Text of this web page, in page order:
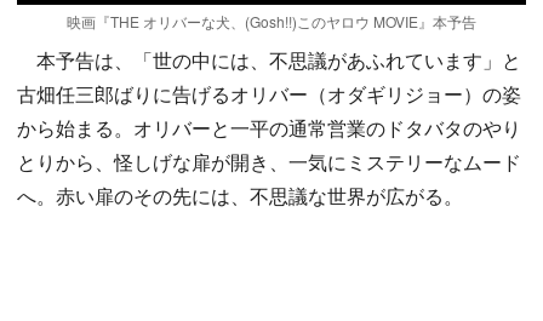
映画『THE オリバーな犬、(Gosh!!)このヤロウ MOVIE』本予告
本予告は、「世の中には、不思議があふれています」と
古畑任三郎ばりに告げるオリバー（オダギリジョー）の姿
から始まる。オリバーと一平の通常営業のドタバタのやり
とりから、怪しげな扉が開き、一気にミステリーなムード
へ。赤い扉のその先には、不思議な世界が広がる。